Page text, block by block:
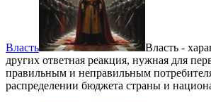
Власть
Власть -
других ответная реакция, нужная для
правильным и неправильным
распределении бюджета страны и